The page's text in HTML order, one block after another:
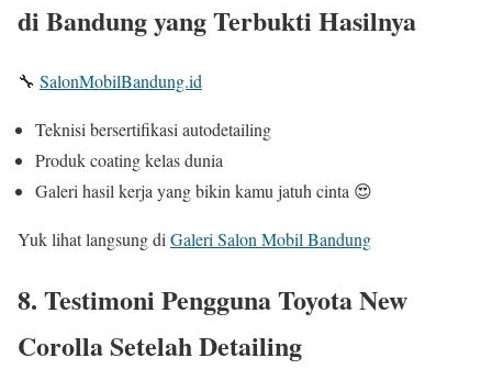
di Bandung yang Terbukti Hasilnya
🔧 SalonMobilBandung.id
Teknisi bersertifikasi autodetailing
Produk coating kelas dunia
Galeri hasil kerja yang bikin kamu jatuh cinta 😍
Yuk lihat langsung di Galeri Salon Mobil Bandung
8. Testimoni Pengguna Toyota New
Corolla Setelah Detailing